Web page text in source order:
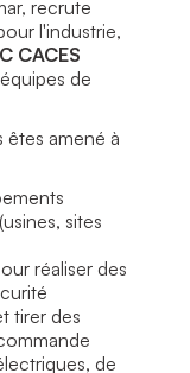
recrute
l'industrie,
CACES
de
êtes amené à
sites
réaliser des
tirer des
de